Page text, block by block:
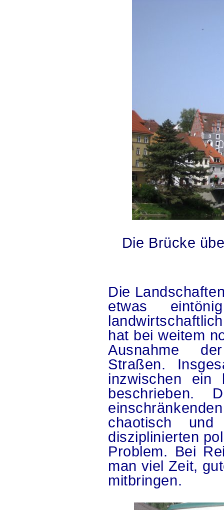
Die Brücke
Die
etwas
hat bei weitem
Ausnahme
Straßen.
inzwischen ein
beschrieben.
chaotisch
disziplinierten
Problem. Bei
man viel Zeit,
mitbringen.